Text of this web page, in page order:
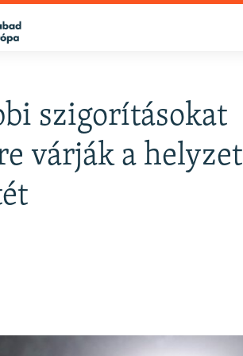
szigorításokat
várják a helyzet